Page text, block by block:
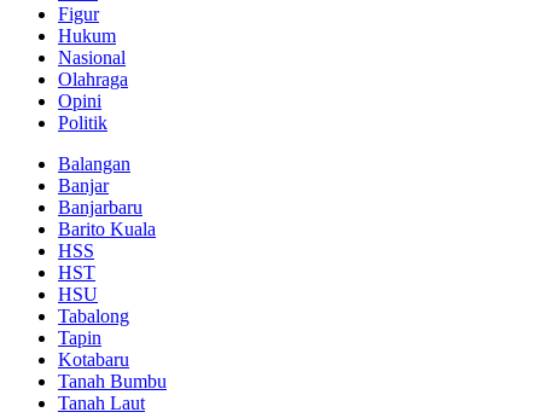
Figur
Hukum
Nasional
Olahraga
Opini
Politik
Balangan
Banjar
Banjarbaru
Barito Kuala
HSS
HST
HSU
Tabalong
Tapin
Kotabaru
Tanah Bumbu
Tanah Laut